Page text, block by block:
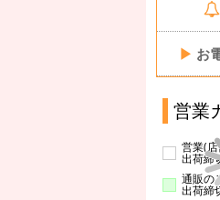
▶ お
営業
営業(
出荷締
通販の
出荷締